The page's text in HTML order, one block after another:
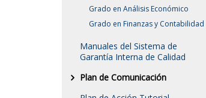
Grado en Análisis Económico
Grado en Finanzas y Contabilidad
Manuales del Sistema de
Garantía Interna de Calidad
Plan de Comunicación